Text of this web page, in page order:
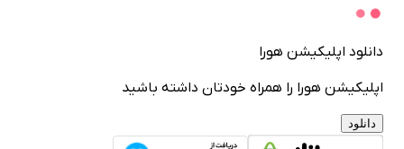
اپلیکیشن هورا
هورا را همراه خودتان داشته باشید
دانلود